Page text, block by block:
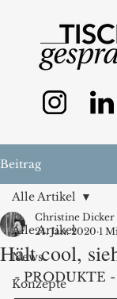
Beitrag
Alle Artikel
News
Konzepte
Alle Artikel
Hält cool,
Christine Dicker
24. Jan. 2020 1
- PRODUKTE -